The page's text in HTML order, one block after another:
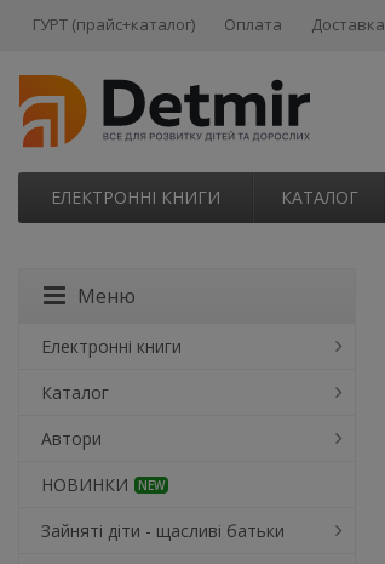
ГУРТ (прайс+каталог) Оплата Доставка
ЕЛЕКТРОННІ КНИГИ КАТАЛОГ
Меню
Електронні книги
Каталог
Автори
НОВИНКИ
NEW
Зайняті діти - щасливі батьки